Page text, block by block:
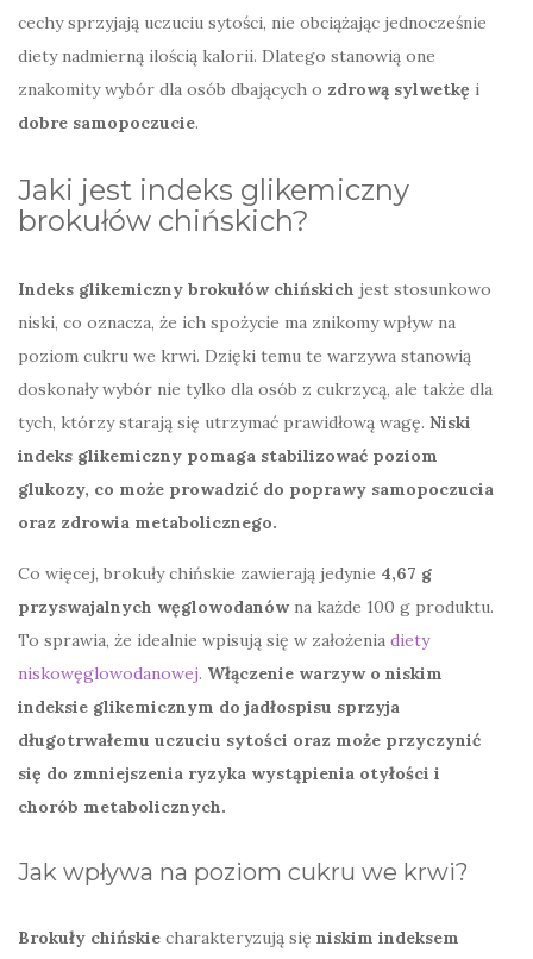
cechy sprzyjają uczuciu sytości, nie obciążając jednocześnie
diety nadmierną ilością kalorii. Dlatego stanowią one
znakomity wybór dla osób dbających o zdrową sylwetkę i
dobre samopoczucie.
Jaki jest indeks glikemiczny
brokułów chińskich?
Indeks glikemiczny brokułów chińskich jest stosunkowo
niski, co oznacza, że ich spożycie ma znikomy wpływ na
poziom cukru we krwi. Dzięki temu te warzywa stanowią
doskonały wybór nie tylko dla osób z cukrzycą, ale także dla
tych, którzy starają się utrzymać prawidłową wagę. Niski
indeks glikemiczny pomaga stabilizować poziom
glukozy, co może prowadzić do poprawy samopoczucia
oraz zdrowia metabolicznego.
Co więcej, brokuły chińskie zawierają jedynie 4,67 g
przyswajalnych węglowodanów na każde 100 g produktu.
To sprawia, że idealnie wpisują się w założenia diety
niskowęglowodanowej. Włączenie warzyw o niskim
indeksie glikemicznym do jadłospisu sprzyja
długotrwałemu uczuciu sytości oraz może przyczynić
się do zmniejszenia ryzyka wystąpienia otyłości i
chorób metabolicznych.
Jak wpływa na poziom cukru we krwi?
Brokuły chińskie charakteryzują się niskim indeksem